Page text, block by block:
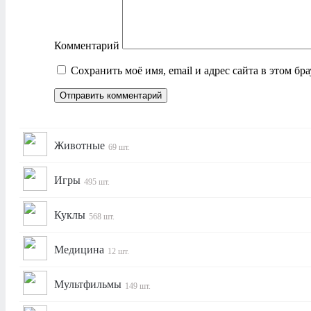
Комментарий
Сохранить моё имя, email и адрес сайта в этом
Животные 69 шт.
Игры 495 шт.
Куклы 568 шт.
Медицина 12 шт.
Мультфильмы 149 шт.